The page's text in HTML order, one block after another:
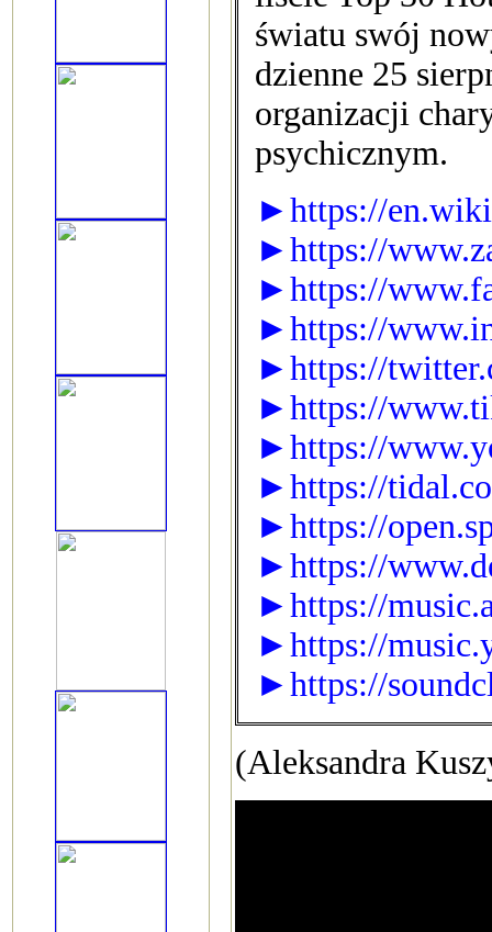
światu swój
dzienne 25
organizacji
psychicznym.
►https://
►https://
►https://
►https://
►https://
►https://
►https://
►https://
►https://
►https://
►https://
►https://
►https://
(Aleksandra